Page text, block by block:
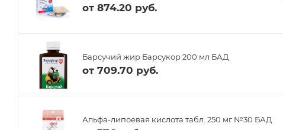
от 874.20 руб.
Барсучий жир Барсукор 200 мл БАД
от 709.70 руб.
Альфа-липоевая кислота табл. 250 мг №30 БАД